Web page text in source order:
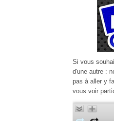
Si vous
d'une autre :
pas à aller y
vous voir